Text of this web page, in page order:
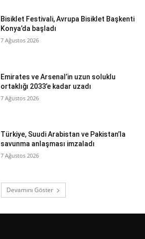
Bisiklet Festivali, Avrupa Bisiklet Başkenti
Konya’da başladı
7 Ağustos 2026
Emirates ve Arsenal’in uzun soluklu
ortaklığı 2033’e kadar uzadı
7 Ağustos 2026
Türkiye, Suudi Arabistan ve Pakistan’la
savunma anlaşması imzaladı
7 Ağustos 2026
Devamını Göster